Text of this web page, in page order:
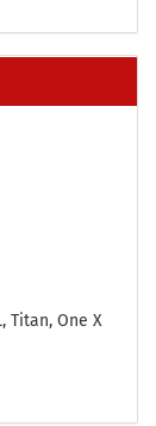
Titan, One X